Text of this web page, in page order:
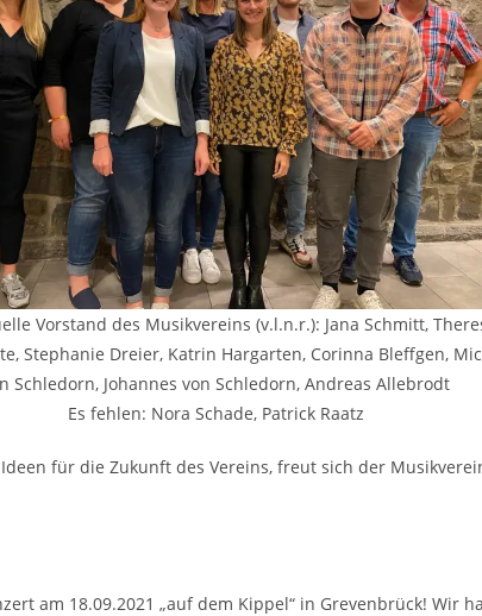
Vorstand des Musikvereins (v.l.n.r.): Jana Schmitt,
Stephanie Dreier, Katrin Hargarten, Corinna Bleffgen,
Schledorn, Johannes von Schledorn, Andreas Allebrodt
Es fehlen: Nora Schade, Patrick Raatz
für die Zukunft des Vereins, freut sich der
am 18.09.2021 „auf dem Kippel“ in Grevenbrück! Wir